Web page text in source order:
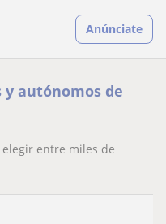
Anúnciate
y autónomos de
entre miles de